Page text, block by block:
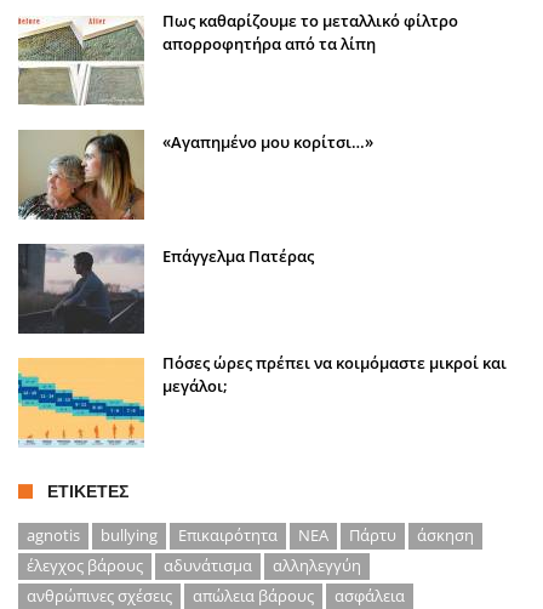
Πως καθαρίζουμε το μεταλλικό φίλτρο
απορροφητήρα από τα λίπη
«Αγαπημένο μου κορίτσι…»
Επάγγελμα Πατέρας
Πόσες ώρες πρέπει να κοιμόμαστε μικροί και
μεγάλοι;
ΕΤΙΚΈΤΕΣ
agnotis
bullying Επικαιρότητα ΝΕΑ Πάρτυ
άσκηση
έλεγχος βάρους
αδυνάτισμα
αλληλεγγύη
ανθρώπινες σχέσεις
απώλεια βάρους
ασφάλεια